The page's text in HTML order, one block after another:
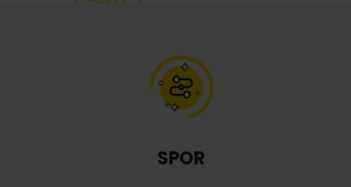
SPOR